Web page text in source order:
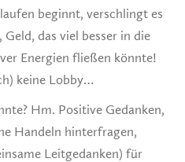
beginnt, verschlingt es
das viel besser in die
Energien fließen könnte!
keine Lobby…
Hm. Positive Gedanken,
Handeln hinterfragen,
Leitgedanken) für